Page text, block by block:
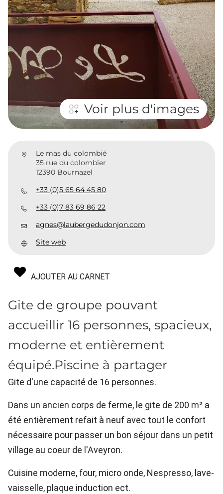
Voir plus d'images
Le mas du colombié
35 rue du colombier
12390 Bournazel
+33 (0)5 65 64 45 80
+33 (0)7 83 69 86 22
agnes@laubergedudonjon.com
Site web
AJOUTER AU CARNET
Gite de groupe pouvant
accueillir 16 personnes, spacieux,
moderne et entièrement
équipé.Piscine à partager
Gite d'une capacité de 16 personnes.
Dans un ancien corps de ferme, le gite de 200 m² a
été entièrement refait à neuf avec tout le confort
nécessaire pour passer un bon séjour dans un petit
village au coeur de l'Aveyron.
Cuisine moderne, four, micro onde, Nespresso, lave-
vaisselle, plaque induction ect.